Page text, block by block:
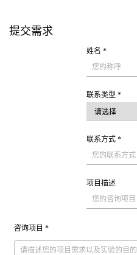
提交需求
姓名 *
联系类型 *
联系方式 *
项目描述
咨询项目 *